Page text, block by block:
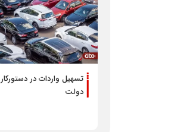
تسهیل واردات در دستورکار
دولت